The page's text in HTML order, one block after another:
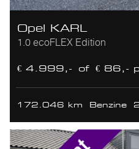
Opel KARL
1.0 ecoFLEX Edition
€ 4.999,- of € 86,-
172.046 km Benzine